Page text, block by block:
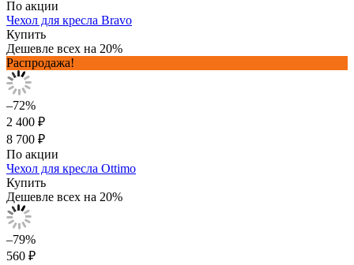
По акции
Чехол для кресла Bravo
Купить
Дешевле всех на 20%
Распродажа!
–72%
2 400 ₽
8 700 ₽
По акции
Чехол для кресла Ottimo
Купить
Дешевле всех на 20%
–79%
560 ₽